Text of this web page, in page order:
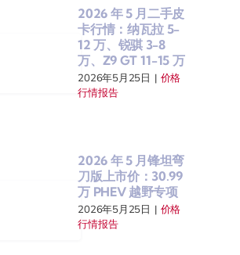
2026 年 5 月二手皮
卡行情：纳瓦拉 5-
12 万、锐骐 3-8
万、Z9 GT 11-15 万
2026年5月25日 | 价格
行情报告
2026 年 5 月锋坦弯
刀版上市价：30.99
万 PHEV 越野专项
2026年5月25日 | 价格
行情报告